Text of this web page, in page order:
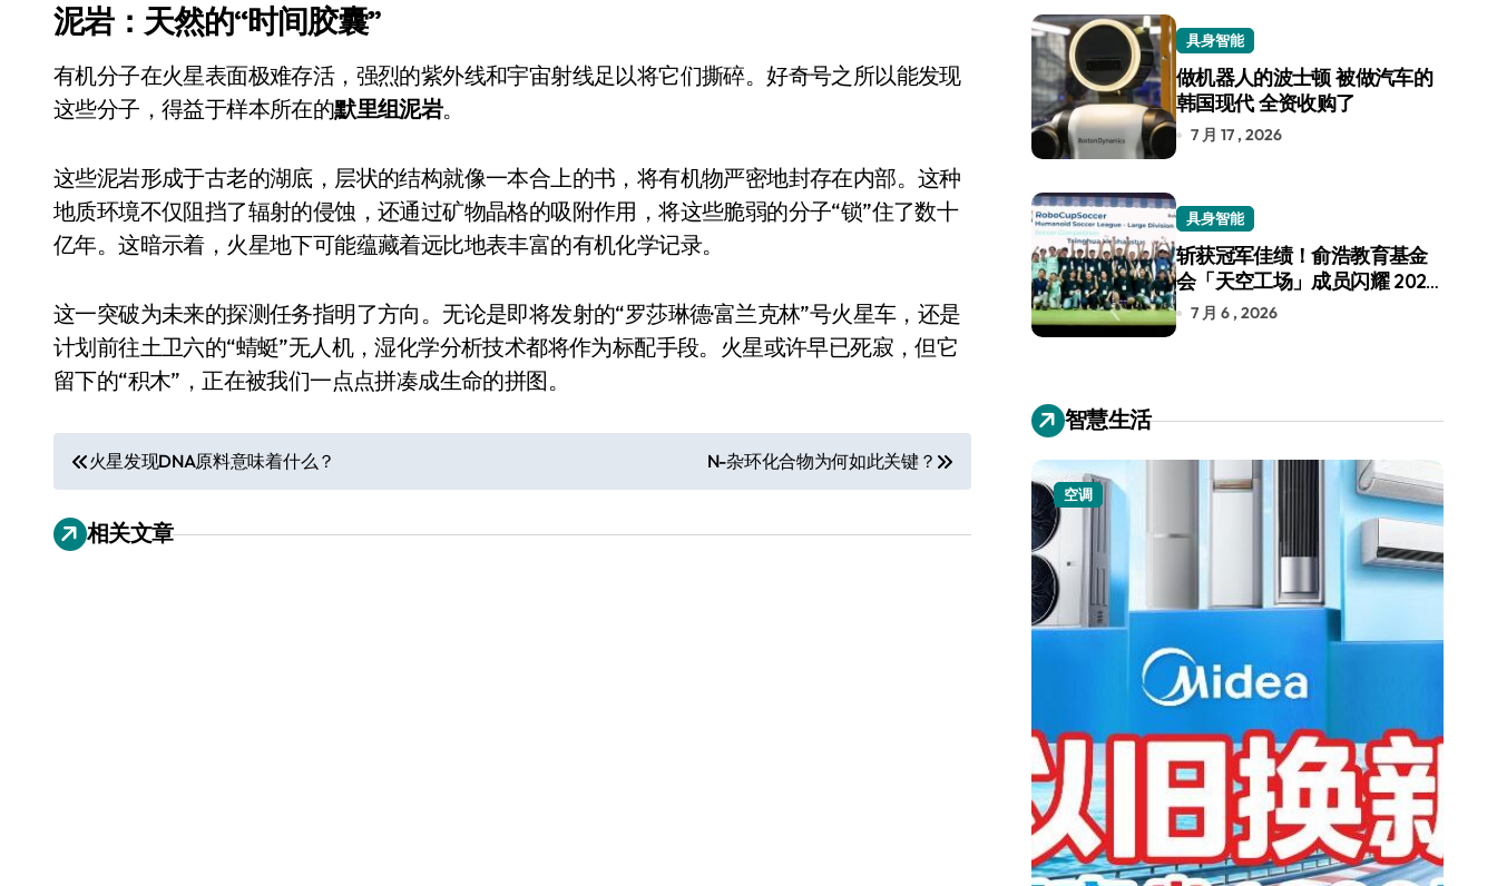
净利润暴跌7.7%，苏泊尔开始靠“擦边”续命了？
泥岩：天然的“时间胶囊”
有机分子在火星表面极难存活，强烈的紫外线和宇宙射线足以将它们撕碎。好奇号之所以能发现
这些分子，得益于样本所在的默里组泥岩。
这些泥岩形成于古老的湖底，层状的结构就像一本合上的书，将有机物严密地封存在内部。这种
地质环境不仅阻挡了辐射的侵蚀，还通过矿物晶格的吸附作用，将这些脆弱的分子“锁”住了数十
亿年。这暗示着，火星地下可能蕴藏着远比地表丰富的有机化学记录。
这一突破为未来的探测任务指明了方向。无论是即将发射的“罗莎琳德·富兰克林”号火星车，还是
计划前往土卫六的“蜻蜓”无人机，湿化学分析技术都将作为标配手段。火星或许早已死寂，但它
留下的“积木”，正在被我们一点点拼凑成生命的拼图。
文
章
导
火星发现DNA原料意味着什么？ N-杂环化合物为何如此关键？
相关文章
具身智能
做机器人的波士顿 被做汽车的
韩国现代 全资收购了
7 月 17 , 2026
具身智能
斩获冠军佳绩！俞浩教育基金
会「天空工场」成员闪耀 2026
RoboCup 机器人世界杯
7 月 6 , 2026
智慧生活
小家电 小家电 空调